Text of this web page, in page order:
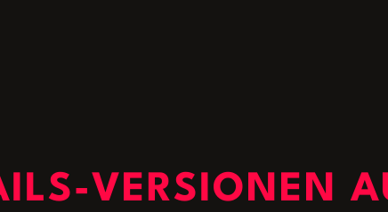
VERSIONEN